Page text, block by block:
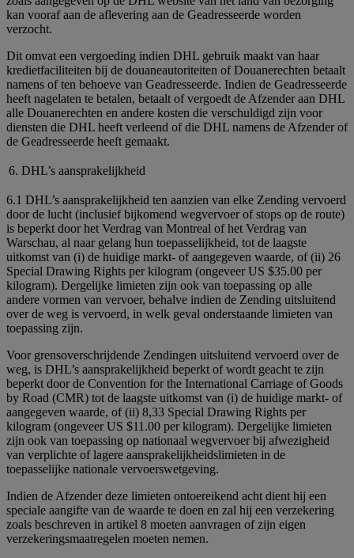
kan vooraf aan de aflevering aan de Geadresseerde worden
verzocht.
Dit omvat een vergoeding indien DHL gebruik maakt van haar
kredietfaciliteiten bij de douaneautoriteiten of Douanerechten betaalt
namens of ten behoeve van Geadresseerde. Indien de Geadresseerde
heeft nagelaten te betalen, betaalt of vergoedt de Afzender aan DHL
alle Douanerechten en andere kosten die verschuldigd zijn voor
diensten die DHL heeft verleend of die DHL namens de Afzender of
de Geadresseerde heeft gemaakt.
6. DHL’s aansprakelijkheid
6.1 DHL’s aansprakelijkheid ten aanzien van elke Zending vervoerd
door de lucht (inclusief bijkomend wegvervoer of stops op de route)
is beperkt door het Verdrag van Montreal of het Verdrag van
Warschau, al naar gelang hun toepasselijkheid, tot de laagste
uitkomst van (i) de huidige markt- of aangegeven waarde, of (ii) 26
Special Drawing Rights per kilogram (ongeveer US $35.00 per
kilogram). Dergelijke limieten zijn ook van toepassing op alle
andere vormen van vervoer, behalve indien de Zending uitsluitend
over de weg is vervoerd, in welk geval onderstaande limieten van
toepassing zijn.
Voor grensoverschrijdende Zendingen uitsluitend vervoerd over de
weg, is DHL’s aansprakelijkheid beperkt of wordt geacht te zijn
beperkt door de Convention for the International Carriage of Goods
by Road (CMR) tot de laagste uitkomst van (i) de huidige markt- of
aangegeven waarde, of (ii) 8,33 Special Drawing Rights per
kilogram (ongeveer US $11.00 per kilogram). Dergelijke limieten
zijn ook van toepassing op nationaal wegvervoer bij afwezigheid
van verplichte of lagere aansprakelijkheidslimieten in de
toepasselijke nationale vervoerswetgeving.
Indien de Afzender deze limieten ontoereikend acht dient hij een
speciale aangifte van de waarde te doen en zal hij een verzekering
zoals beschreven in artikel 8 moeten aanvragen of zijn eigen
verzekeringsmaatregelen moeten nemen.